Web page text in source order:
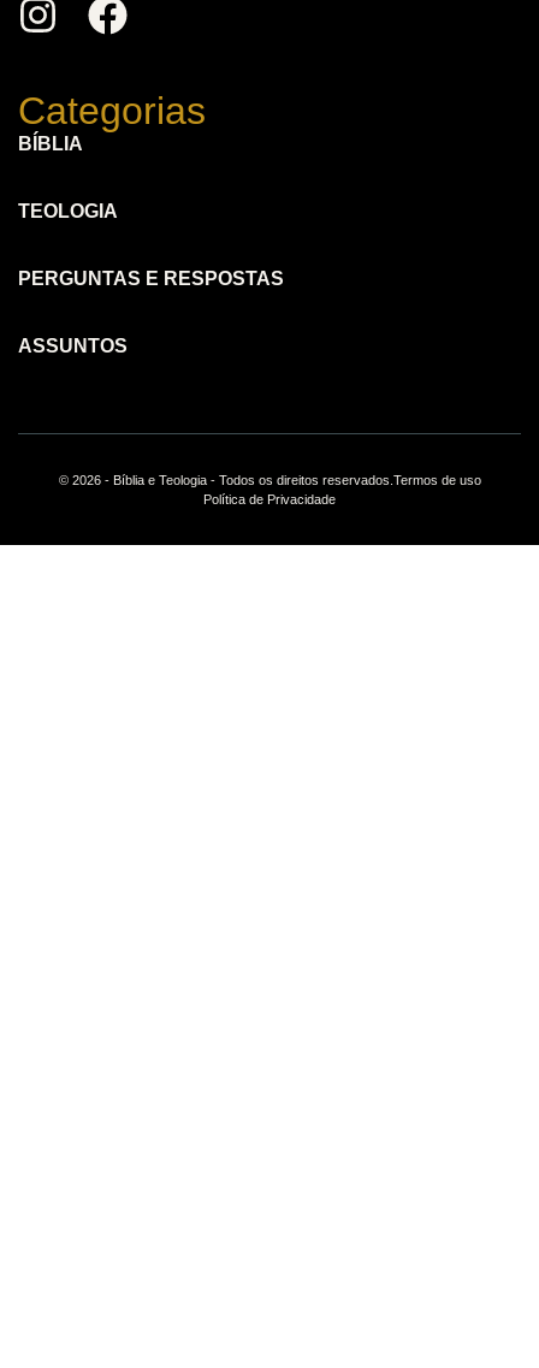
Categorias
BÍBLIA
TEOLOGIA
PERGUNTAS E RESPOSTAS
ASSUNTOS
© 2026 - Bíblia e Teologia - Todos os direitos reservados. Termos de uso
Política de Privacidade